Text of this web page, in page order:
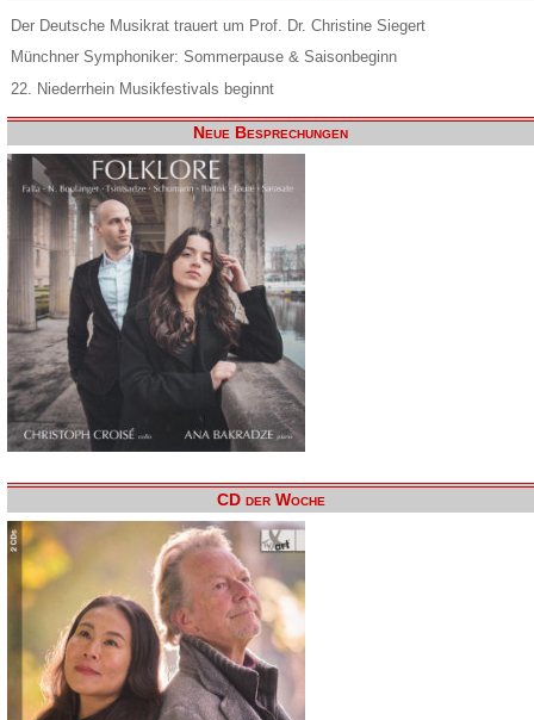
Der Deutsche Musikrat trauert um Prof. Dr. Christine Siegert
Münchner Symphoniker: Sommerpause & Saisonbeginn
22. Niederrhein Musikfestivals beginnt
Neue Besprechungen
CD der Woche